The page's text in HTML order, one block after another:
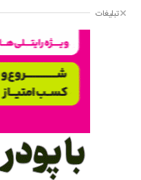
تبلیغات